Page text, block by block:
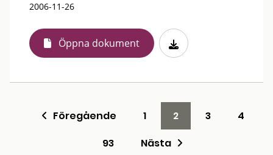
2006-11-26
Öppna dokument
Föregående 1 2 3
4
93
Nästa